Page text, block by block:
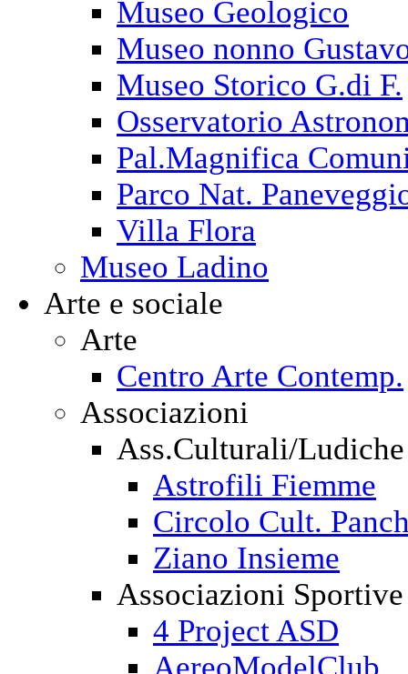
Museo Geologico
Museo nonno
Museo Storico G.di F.
Osservatorio
Pal.Magnifica
Parco Nat.
Villa Flora
Museo Ladino
Arte e sociale
Arte
Centro Arte Contemp.
Associazioni
Ass.Culturali/Ludiche
Astrofili Fiemme
Circolo Cult.
Ziano Insieme
Associazioni Sportive
4 Project ASD